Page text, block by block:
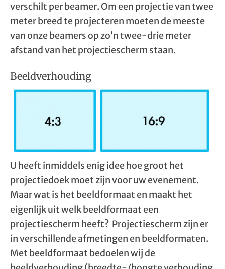
verschilt per beamer. Om een projectie van twee
meter breed te projecteren moeten de meeste
van onze beamers op zo’n twee-drie meter
afstand van het projectiescherm staan.
Beeldverhouding
U heeft inmiddels enig idee hoe groot het
projectiedoek moet zijn voor uw evenement.
Maar wat is het beeldformaat en maakt het
eigenlijk uit welk beeldformaat een
projectiescherm heeft? Projectiescherm zijn er
in verschillende afmetingen en beeldformaten.
Met beeldformaat bedoelen wij de